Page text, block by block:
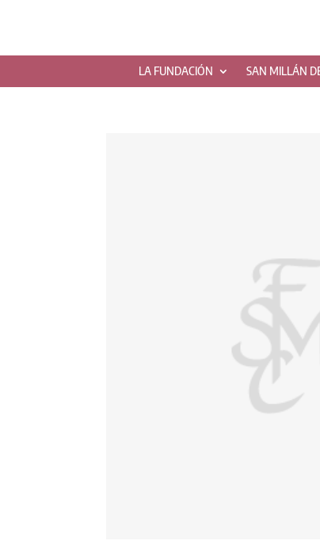
LA FUNDACIÓN SAN MILLÁN